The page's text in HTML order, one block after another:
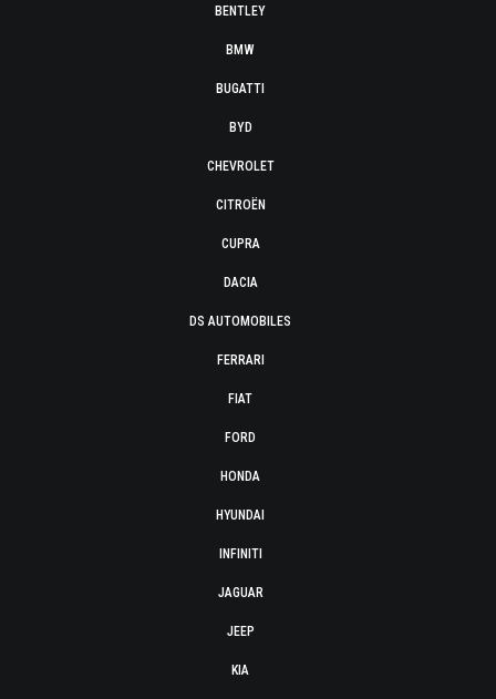
BENTLEY
BMW
BUGATTI
BYD
CHEVROLET
CITROËN
CUPRA
DACIA
DS AUTOMOBILES
FERRARI
FIAT
FORD
HONDA
HYUNDAI
INFINITI
JAGUAR
JEEP
KIA